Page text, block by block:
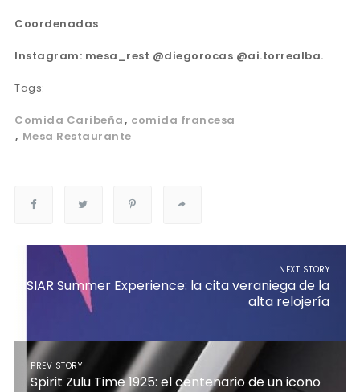
Coordenadas
Instagram: mesa_rest @diegorocas @ai.torrealba.
Tags:
Comida Caribeña
comida francesa
Mesa Restaurante
NEXT STORY
SIAR Summer Experience: la cita veraniega de la
alta relojería
PREV STORY
Spirit Zulu Time 1925: el centenario de un icono